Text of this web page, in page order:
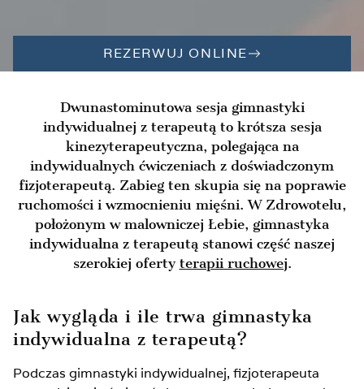
REZERWUJ ONLINE
Dwunastominutowa sesja gimnastyki
indywidualnej z terapeutą to krótsza sesja
kinezyterapeutyczna, polegająca na
indywidualnych ćwiczeniach z doświadczonym
fizjoterapeutą. Zabieg ten skupia się na poprawie
ruchomości i wzmocnieniu mięśni. W Zdrowotelu,
położonym w malowniczej Łebie, gimnastyka
indywidualna z terapeutą stanowi część naszej
szerokiej oferty terapii ruchowej.
Jak wygląda i ile trwa gimnastyka
indywidualna z terapeutą?
Podczas gimnastyki indywidualnej, fizjoterapeuta